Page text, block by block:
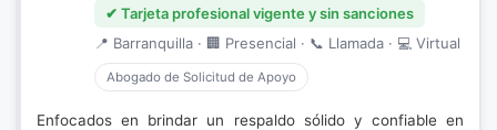
✔ Tarjeta profesional vigente y sin sanciones
📍 Barranquilla · 🏢 Presencial · 📞 Llamada · 💻 Virtual
Abogado de Solicitud de Apoyo
Enfocados en brindar un respaldo sólido y confiable en